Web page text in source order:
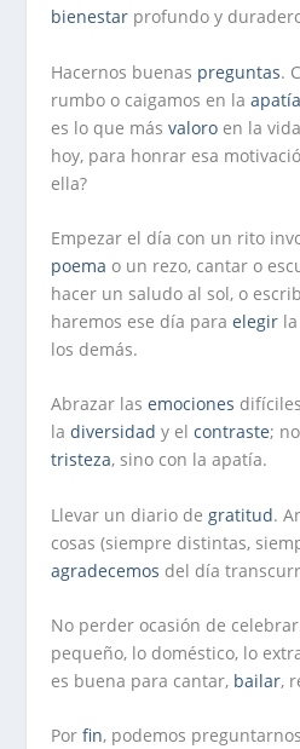
bienestar profundo y
Hacernos buenas preguntas.
rumbo o caigamos en laapatía
es lo que másvaloro en la
hoy, para honrar esa
ella?
Empezar el día con un rito
poema o un rezo, cantar o
hacer un saludo al sol, o
haremos ese día paraelegir
los demás.
Abrazar lasemociones
ladiversidad y elcontraste;
tristeza, sino con la apatía.
Llevar un diario de gratitud.
cosas (siempre distintas,
agradecemos del día
No perder ocasión de
pequeño, lo doméstico, lo
es buena para cantar, bailar,
Porfin, podemos